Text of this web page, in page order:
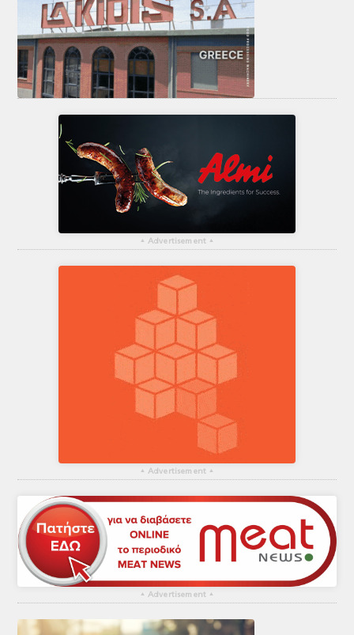
▴ Advertisement ▴
▴ Advertisement ▴
▴ Advertisement ▴